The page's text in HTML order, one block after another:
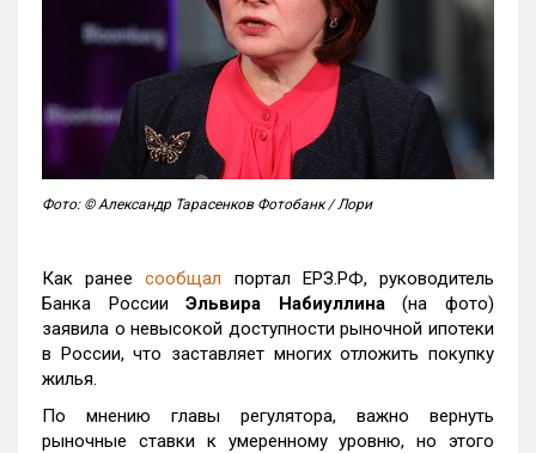
Фото: © Александр Тарасенков Фотобанк / Лори
Как ранеесообщал портал ЕРЗ.РФ, руководитель
Банка РоссииЭльвира Набиуллина(на фото)
заявила о невысокой доступности рыночной ипотеки
в России, что заставляет многих отложить покупку
жилья.
По мнению главы регулятора, важно вернуть
рыночные ставки к умеренному уровню, но этого